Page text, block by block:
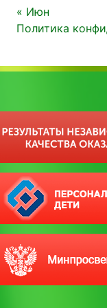
« Июн
Политика